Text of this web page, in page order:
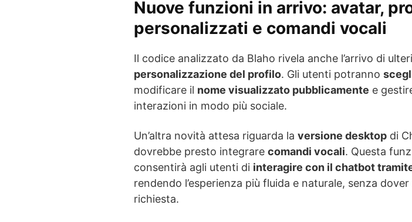
Nuove funzioni in arrivo: avatar,
personalizzati e comandi vocali
Il codice analizzato da Blaho rivela anche l’arrivo di
personalizzazione del profilo. Gli utenti potranno
modificare il nome visualizzato pubblicamente e
interazioni in modo più sociale.
Un’altra novità attesa riguarda la versione desktop di
dovrebbe presto integrare comandi vocali. Questa
consentirà agli utenti di interagire con il chatbot
rendendo l’esperienza più fluida e naturale, senza
richiesta.